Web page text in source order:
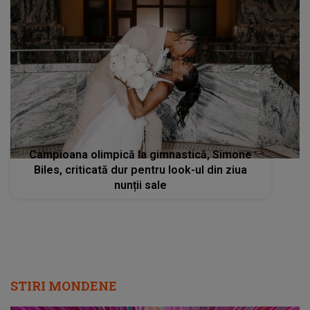
Campioana olimpică la gimnastică, Simone
Biles, criticată dur pentru look-ul din ziua
nunții sale
STIRI MONDENE